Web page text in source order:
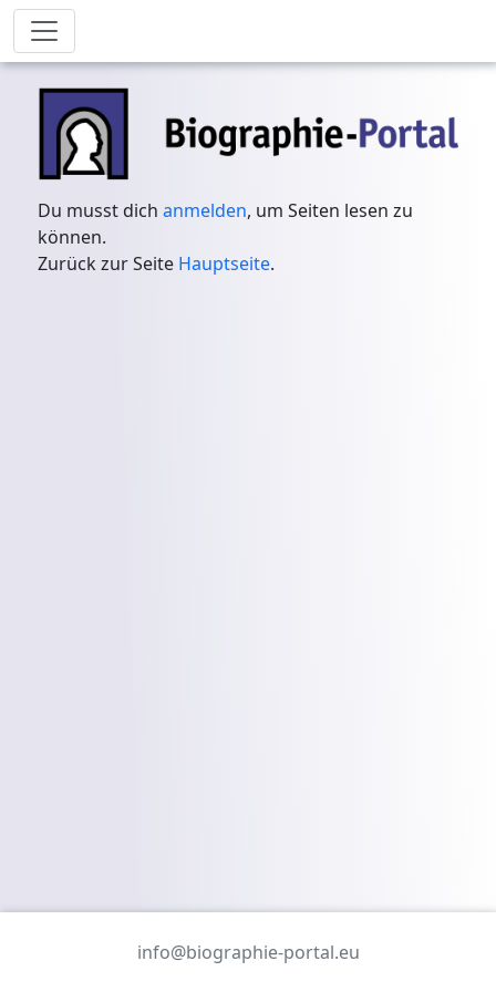
Du musst dichanmelden, um Seiten lesen zu
können.
Zurück zur Seite Hauptseite.
info@biographie-portal.eu